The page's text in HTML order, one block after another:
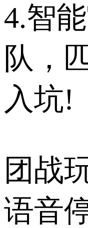
4.智
队，
入坑!
团战
语音